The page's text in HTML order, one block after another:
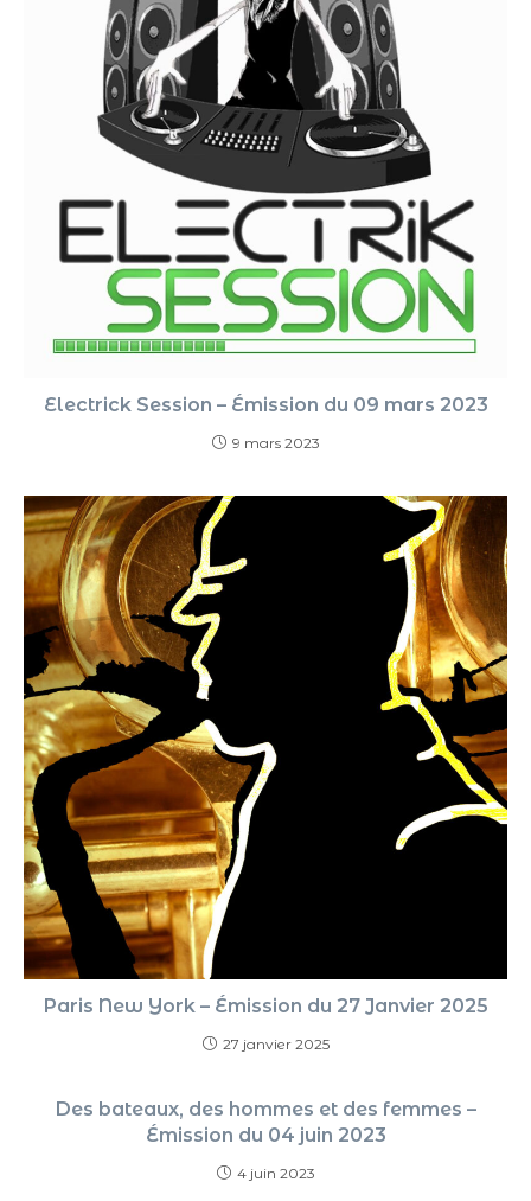
Electrick Session – Émission du 09 mars 2023
9 mars 2023
Paris New York – Émission du 27 Janvier 2025
27 janvier 2025
Des bateaux, des hommes et des femmes –
Émission du 04 juin 2023
4 juin 2023